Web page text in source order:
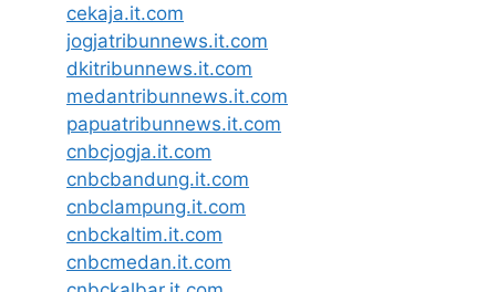
cekaja.it.com
jogjatribunnews.it.com
dkitribunnews.it.com
medantribunnews.it.com
papuatribunnews.it.com
cnbcjogja.it.com
cnbcbandung.it.com
cnbclampung.it.com
cnbckaltim.it.com
cnbcmedan.it.com